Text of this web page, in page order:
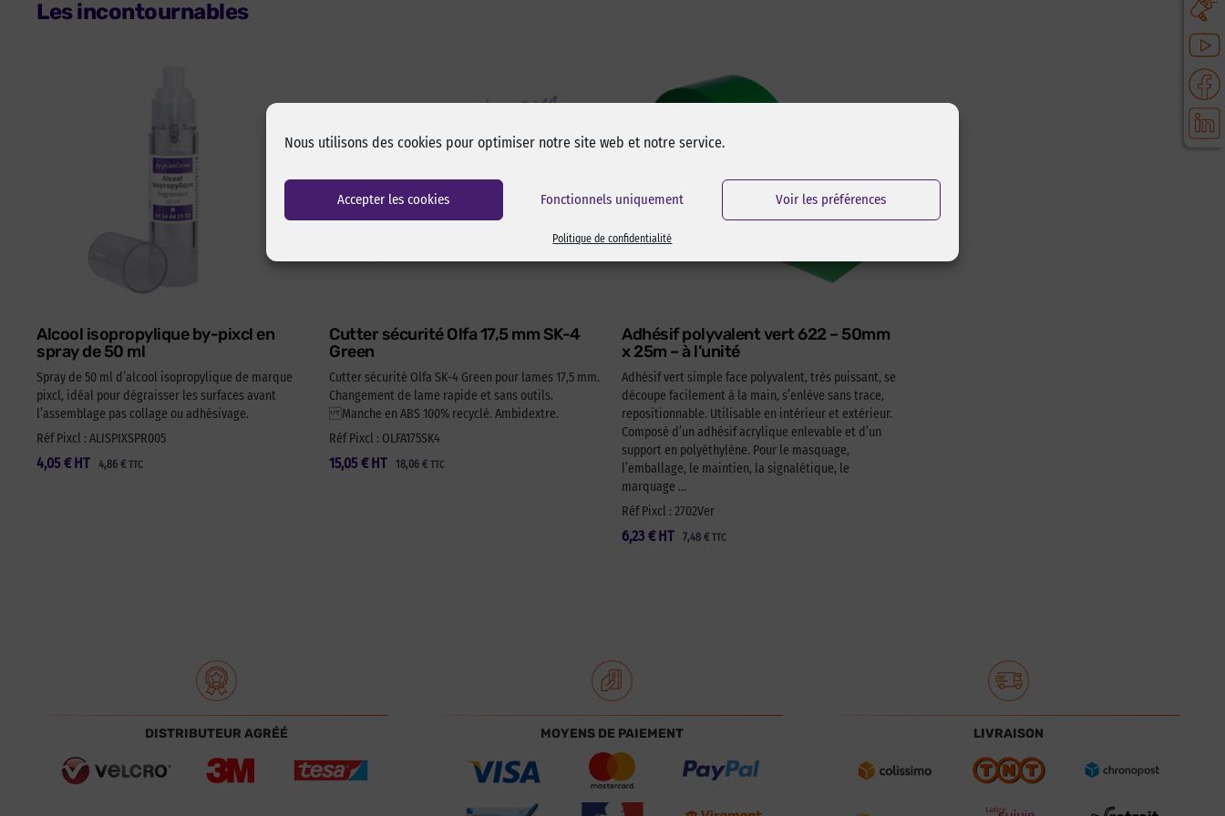
Nous utilisons des cookies pour optimiser notre site web et notre service.
Accepter les cookies Fonctionnels uniquement Voir les préférences
Politique de confidentialité
Les incontournables
Alcool isopropylique by-pixcl en
spray de 50 ml
Spray de 50 ml d’alcool isopropylique de marque
pixcl, idéal pour dégraisser les surfaces avant
l’assemblage pas collage ou adhésivage.
Réf Pixcl : ALISPIXSPR005
4,05 € 4,86 € TTC
HT
Cutter sécurité Olfa 17,5 mm SK-4
Green
Cutter sécurité Olfa SK-4 Green pour lames 17,5 mm.
Changement de lame rapide et sans outils.
Manche en ABS 100% recyclé. Ambidextre.
Réf Pixcl : OLFA175SK4
15,05 € 18,06 € TTC
HT
Adhésif polyvalent vert 622 – 50mm
x 25m – à l’unité
Adhésif vert simple face polyvalent, très puissant, se
découpe facilement à la main, s’enlève sans trace,
repositionnable. Utilisable en intérieur et extérieur.
Composé d’un adhésif acrylique enlevable et d’un
support en polyéthylène. Pour le masquage,
l’emballage, le maintien, la signalétique, le
marquage …
Réf Pixcl : 2702Ver
6,23 € 7,48 € TTC
HT
DISTRIBUTEUR AGRÉÉ MOYENS DE PAIEMENT LIVRAISON